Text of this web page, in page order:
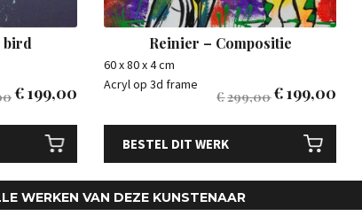
bird
€199,00
Reinier – Compositie
60 x 80 x 4 cm
Acryl op 3d frame
€299,00€199,00
BESTEL DIT WERK
WERKEN VAN DEZE KUNSTENAAR